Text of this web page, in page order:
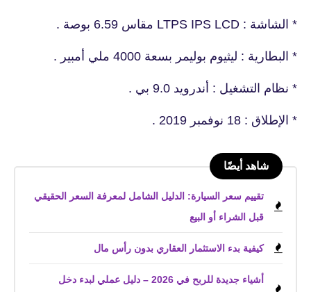
* الشاشة : LTPS IPS LCD مقاس 6.59 بوصة .
* البطارية : ليثيوم بوليمر بسعة 4000 ملي أمبير .
* نظام التشغيل : أندرويد 9.0 بي .
* الإطلاق : 18 نوفمبر 2019 .
شاهد أيضًا
تقييم سعر السيارة: الدليل الشامل لمعرفة السعر الحقيقي
قبل الشراء أو البيع
كيفية بدء الاستثمار العقاري بدون رأس مال
أشياء جديدة للربح في 2026 – دليل عملي لبدء دخل